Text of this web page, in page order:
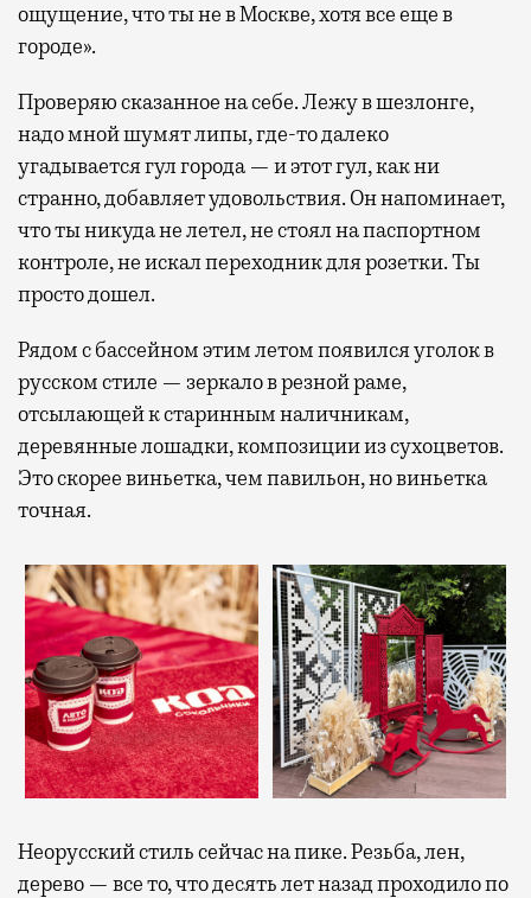
ощущение, что ты не в Москве, хотя все еще в
городе».
Проверяю сказанное на себе. Лежу в шезлонге,
надо мной шумят липы, где-то далеко
угадывается гул города — и этот гул, как ни
странно, добавляет удовольствия. Он напоминает,
что ты никуда не летел, не стоял на паспортном
контроле, не искал переходник для розетки. Ты
просто дошел.
Рядом с бассейном этим летом появился уголок в
русском стиле — зеркало в резной раме,
отсылающей к старинным наличникам,
деревянные лошадки, композиции из сухоцветов.
Это скорее виньетка, чем павильон, но виньетка
точная.
Неорусский стиль сейчас на пике. Резьба, лен,
дерево — все то, что десять лет назад проходило по